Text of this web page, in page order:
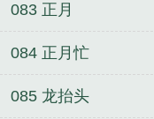
083 正月
084 正月忙
085 龙抬头